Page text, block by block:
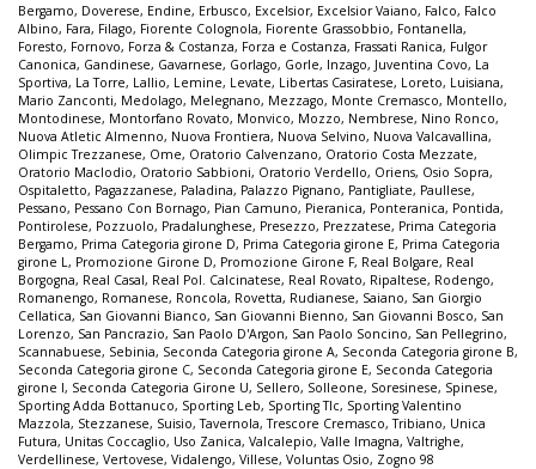
Bergamo, Doverese, Endine, Erbusco, Excelsior, Excelsior Vaiano, Falco, Falco
Albino, Fara, Filago, Fiorente Colognola, Fiorente Grassobbio, Fontanella,
Foresto, Fornovo, Forza & Costanza, Forza e Costanza, Frassati Ranica, Fulgor
Canonica, Gandinese, Gavarnese, Gorlago, Gorle, Inzago, Juventina Covo, La
Sportiva, La Torre, Lallio, Lemine, Levate, Libertas Casiratese, Loreto, Luisiana,
Mario Zanconti, Medolago, Melegnano, Mezzago, Monte Cremasco, Montello,
Montodinese, Montorfano Rovato, Monvico, Mozzo, Nembrese, Nino Ronco,
Nuova Atletic Almenno, Nuova Frontiera, Nuova Selvino, Nuova Valcavallina,
Olimpic Trezzanese, Ome, Oratorio Calvenzano, Oratorio Costa Mezzate,
Oratorio Maclodio, Oratorio Sabbioni, Oratorio Verdello, Oriens, Osio Sopra,
Ospitaletto, Pagazzanese, Paladina, Palazzo Pignano, Pantigliate, Paullese,
Pessano, Pessano Con Bornago, Pian Camuno, Pieranica, Ponteranica, Pontida,
Pontirolese, Pozzuolo, Pradalunghese, Presezzo, Prezzatese, Prima Categoria
Bergamo, Prima Categoria girone D, Prima Categoria girone E, Prima Categoria
girone L , Promozione Girone D, Promozione Girone F, Real Bolgare, Real
Borgogna, Real Casal, Real Pol. Calcinatese, Real Rovato, Ripaltese, Rodengo,
Romanengo, Romanese, Roncola, Rovetta, Rudianese, Saiano, San Giorgio
Cellatica, San Giovanni Bianco, San Giovanni Bienno, San Giovanni Bosco, San
Lorenzo, San Pancrazio, San Paolo D'Argon, San Paolo Soncino, San Pellegrino,
Scannabuese, Sebinia, Seconda Categoria girone A, Seconda Categoria girone B,
Seconda Categoria girone C, Seconda Categoria girone E, Seconda Categoria
girone I, Seconda Categoria Girone U, Sellero, Solleone, Soresinese, Spinese,
Sporting Adda Bottanuco, Sporting Leb, Sporting Tlc, Sporting Valentino
Mazzola, Stezzanese, Suisio,Tavernola,Trescore Cremasco,Tribiano, Unica
Futura, Unitas Coccaglio, Uso Zanica, Valcalepio, Valle Imagna, Valtrighe,
Verdellinese, Vertovese, Vidalengo, Villese, Voluntas Osio, Zogno 98